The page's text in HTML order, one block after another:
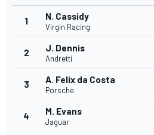
1 N. Cassidy
Virgin Racing
2 J. Dennis
Andretti
3 A. Felix da Costa
Porsche
4 M. Evans
Jaguar